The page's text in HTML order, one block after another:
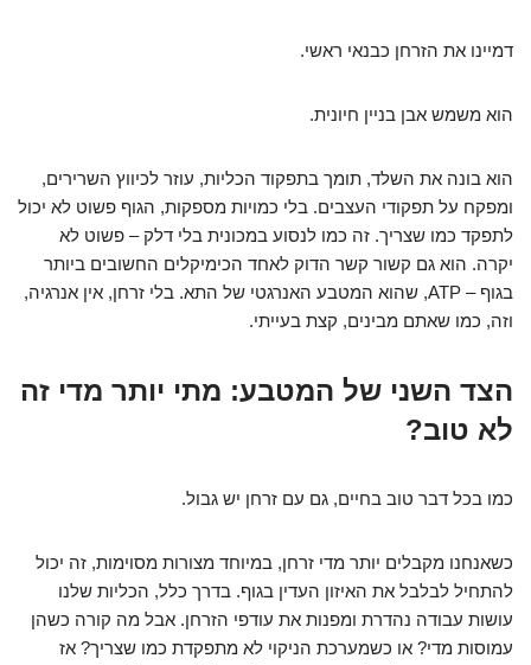
דמיינו את הזרחן כבנאי ראשי.
הוא משמש אבן בניין חיונית.
הוא בונה את השלד, תומך בתפקוד הכליות, עוזר לכיווץ השרירים,
ומפקח על תפקודי העצבים. בלי כמויות מספקות, הגוף פשוט לא יכול
לתפקד כמו שצריך. זה כמו לנסוע במכונית בלי דלק – פשוט לא
יקרה. הוא גם קשור קשר הדוק לאחד הכימיקלים החשובים ביותר
בגוף – ATP, שהוא המטבע האנרגטי של התא. בלי זרחן, אין אנרגיה,
וזה, כמו שאתם מבינים, קצת בעייתי.
הצד השני של המטבע: מתי יותר מדי זה
לא טוב?
כמו בכל דבר טוב בחיים, גם עם זרחן יש גבול.
כשאנחנו מקבלים יותר מדי זרחן, במיוחד מצורות מסוימות, זה יכול
להתחיל לבלבל את האיזון העדין בגוף. בדרך כלל, הכליות שלנו
עושות עבודה נהדרת ומפנות את עודפי הזרחן. אבל מה קורה כשהן
עמוסות מדי? או כשמערכת הניקוי לא מתפקדת כמו שצריך? אז